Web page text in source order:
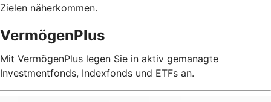
Zielen näherkommen.
VermögenPlus
Mit VermögenPlus legen Sie in aktiv gemanagte
Investmentfonds, Indexfonds und ETFs an.